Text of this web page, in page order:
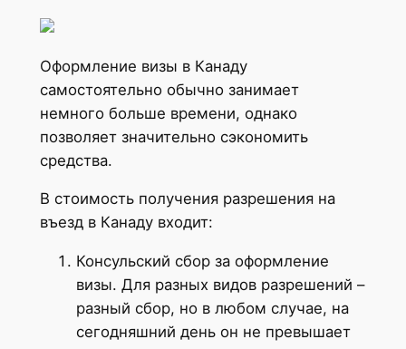
Оформление визы в Канаду
самостоятельно обычно занимает
немного больше времени, однако
позволяет значительно сэкономить
средства.
В стоимость получения разрешения на
въезд в Канаду входит:
Консульский сбор за оформление
визы. Для разных видов разрешений –
разный сбор, но в любом случае, на
сегодняшний день он не превышает